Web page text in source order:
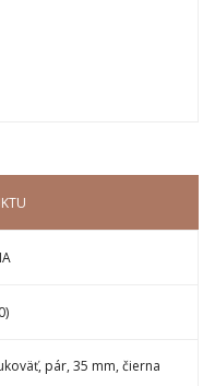
pár, 35 mm, čierna